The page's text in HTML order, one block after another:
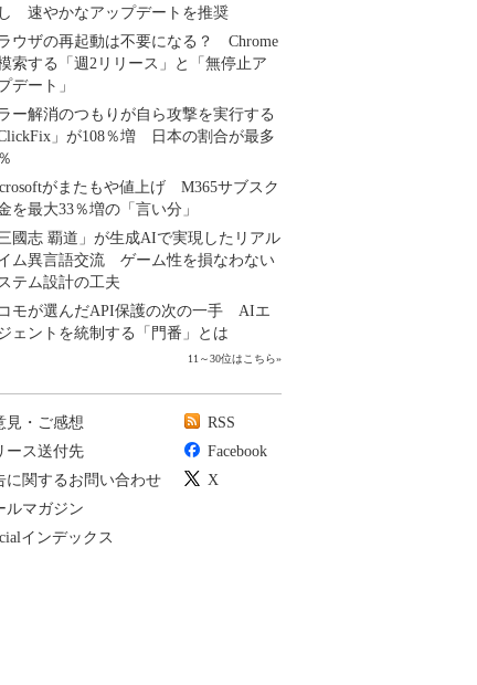
速やかなアップデートを推奨
ウザの再起動は不要になる？ Chrome
索する「週2リリース」と「無停止ア
デート」
ー解消のつもりが自ら攻撃を実行する
ClickFix」が108％増 日本の割合が最多
がまたもや値上げ M365サブスク
を最大33％増の「言い分」
三國志 覇道」が生成AIで実現したリアル
ム異言語交流 ゲーム性を損なわない
テム設計の工夫
コモが選んだAPI保護の次の一手 AIエ
ェントを統制する「門番」とは
11～30位はこちら»
見・ご感想
ース送付先
に関するお問い合わせ
ルマガジン
インデックス
RSS
Facebook
X